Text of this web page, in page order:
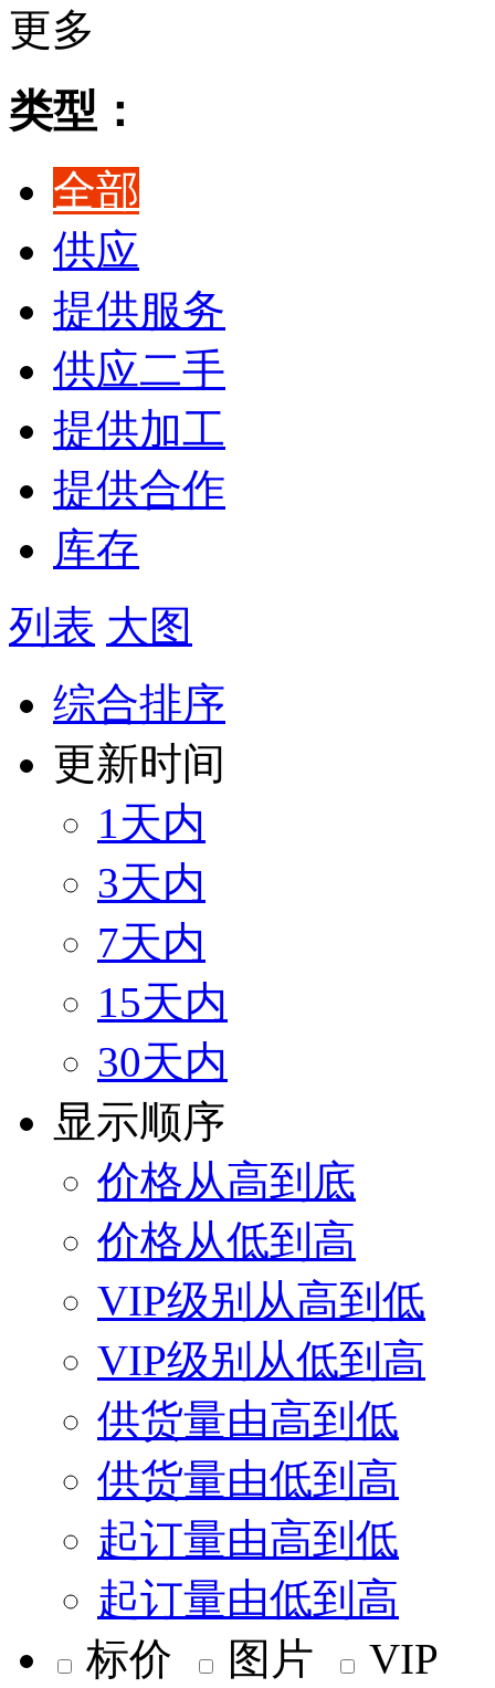
更多
类型：
全部
供应
提供服务
供应二手
提供加工
提供合作
库存
列表 大图
综合排序
更新时间
1天内
3天内
7天内
15天内
30天内
显示顺序
价格从高到底
价格从低到高
VIP级别从高到低
VIP级别从低到高
供货量由高到低
供货量由低到高
起订量由高到低
起订量由低到高
标价
图片 VIP